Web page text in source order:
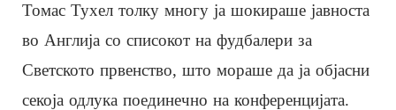
Томас Тухел толку многу ја шокираше јавноста
во Англија со списокот на фудбалери за
Светското првенство, што мораше да ја објасни
секоја одлука поединечно на конференцијата.